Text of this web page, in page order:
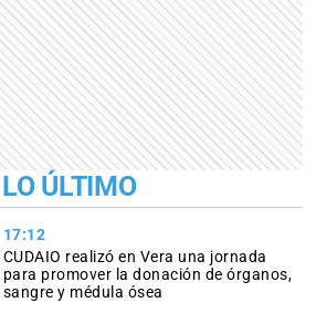
LO ÚLTIMO
17:12
CUDAIO realizó en Vera una jornada
para promover la donación de órganos,
sangre y médula ósea